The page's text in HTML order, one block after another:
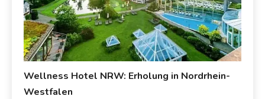
Wellness Hotel NRW: Erholung in Nordrhein-
Westfalen